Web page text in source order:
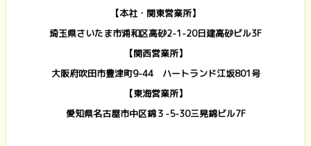
【本社・関東営業所】
埼玉県さいたま市浦和区高砂2-1-20日建高砂ビル3F
【関西営業所】
大阪府吹田市豊津町9-44 ハートランド江坂801号
【東海営業所】
愛知県名古屋市中区錦３-5-30三晃錦ビル7F